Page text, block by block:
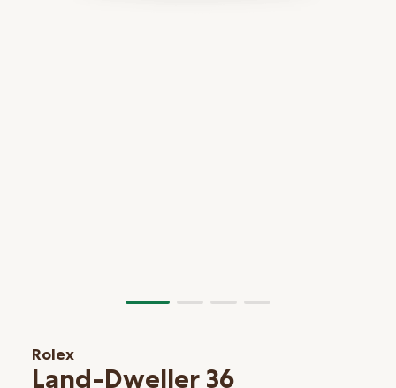
Rolex
Land-Dweller 36